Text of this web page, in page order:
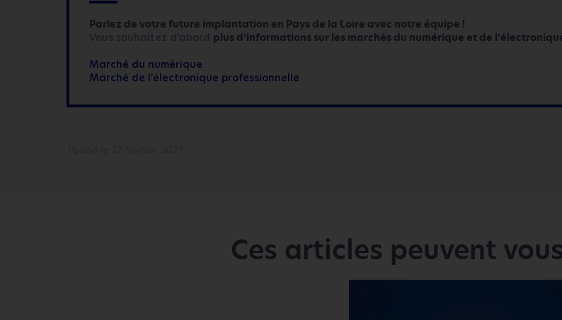
Parlez de votre future implantation en Pays de la Loire avec notre équipe !
Vous souhaitez d’abord plus d’informations sur les marchés du numérique et de
Marché du numérique
Marché de l’électronique professionnelle
Ces articles peuvent